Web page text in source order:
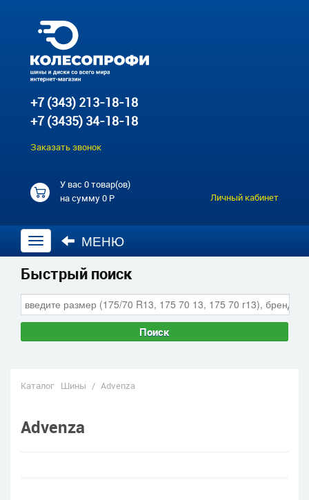
+7 (343) 213-18-18
+7 (3435) 34-18-18
Заказать звонок
У вас0 товар(ов)
на сумму0 Р Личный кабинет
Открыть
навигацию
МЕНЮ
Быстрый поиск
Поиск
Каталог Шины / Advenza
Advenza